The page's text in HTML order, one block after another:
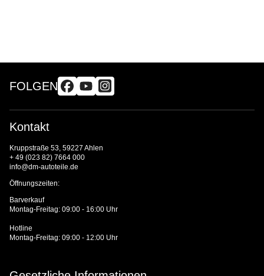
FOLGEN
Kontakt
Kruppstraße 53, 59227 Ahlen
+ 49 (023 82) 7664 000
info@dm-autoteile.de
Öffnungszeiten:
Barverkauf
Montag-Freitag: 09:00 - 16:00 Uhr
Hotline
Montag-Freitag: 09:00 - 12:00 Uhr